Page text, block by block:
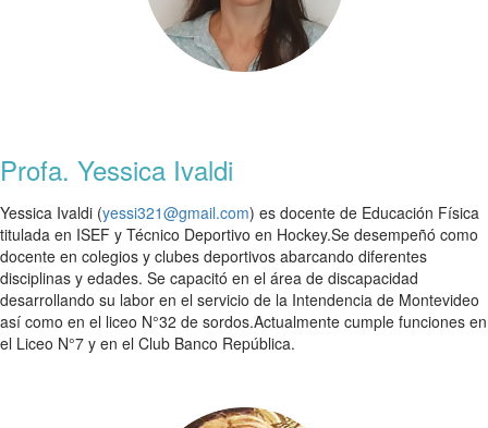
Profa. Yessica Ivaldi
Yessica Ivaldi (yessi321@gmail.com) es docente de Educación Física
titulada en ISEF y Técnico Deportivo en Hockey.Se desempeñó como
docente en colegios y clubes deportivos abarcando diferentes
disciplinas y edades. Se capacitó en el área de discapacidad
desarrollando su labor en el servicio de la Intendencia de Montevideo
así como en el liceo N°32 de sordos.Actualmente cumple funciones en
el Liceo N°7 y en el Club Banco República.